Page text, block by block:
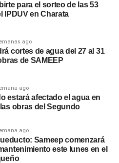
para el sorteo de las 53
IPDUV en Charata
ago
cortes de agua del 27 al 31
de SAMEEP
ago
estará afectado el agua en
obras del Segundo
ago
Sameep comenzará
este lunes en el